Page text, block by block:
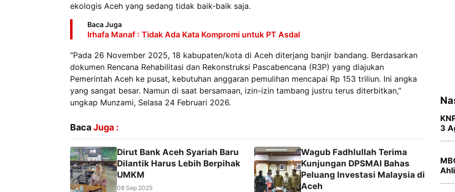
ekologis Aceh yang sedang tidak baik-baik saja.
Baca Juga
Irhafa Manaf : Tidak Ada Kata Kompromi untuk PT Asdal
“Pada 26 November 2025, 18 kabupaten/kota di Aceh diterjang banjir bandang. Berdasarkan
dokumen Rencana Rehabilitasi dan Rekonstruksi Pascabencana (R3P) yang diajukan
Pemerintah Aceh ke pusat, kebutuhan anggaran pemulihan mencapai Rp 153 triliun. Ini angka
yang sangat besar. Namun di saat bersamaan, izin-izin tambang justru terus diterbitkan,”
ungkap Munzami, Selasa 24 Februari 2026.
BacaJuga :
Dirut Bank Aceh Syariah Baru
Dilantik Harus Lebih Berpihak
UMKM
08 Sep 2025
Wagub Fadhlullah Terima
Kunjungan DPSMAI Bahas
Peluang Investasi Malaysia di
Aceh
3